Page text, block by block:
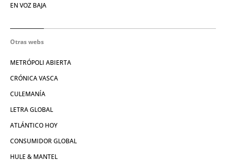
EN VOZ BAJA
Otras webs
METRÓPOLI ABIERTA
CRÓNICA VASCA
CULEMANÍA
LETRA GLOBAL
ATLÁNTICO HOY
CONSUMIDOR GLOBAL
HULE & MANTEL